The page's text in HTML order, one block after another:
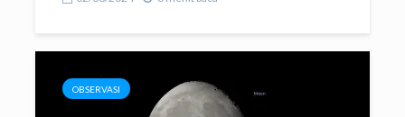
OBSERVASI